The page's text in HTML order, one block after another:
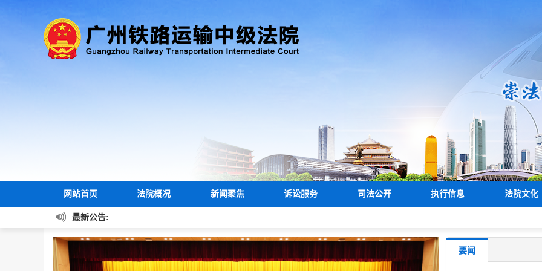
网站首页 法院概况 新闻聚焦 诉讼服务 司法公开 执行信息 法院文化
最新公告:
要闻